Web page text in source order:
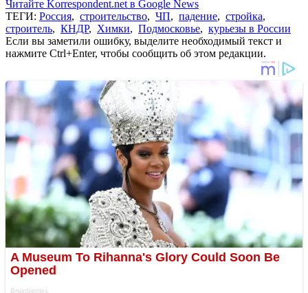
Читайте Korrespondent.net в Google News
ТЕГИ: Россия, строительство, ЧП, падение, стройка,
строитель, КНДР, Химки, Подмосковье, курьезы в России
Если вы заметили ошибку, выделите необходимый текст и
нажмите Ctrl+Enter, чтобы сообщить об этом редакции.